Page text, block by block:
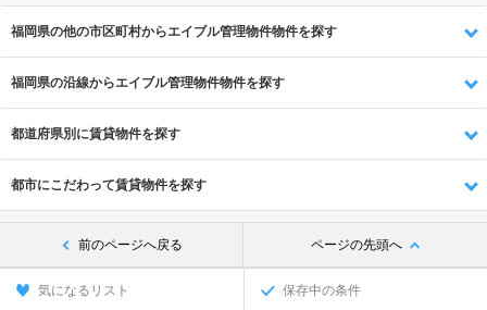
福岡県の他の市区町村からエイブル管理物件物件を探す
福岡県の沿線からエイブル管理物件物件を探す
都道府県別に賃貸物件を探す
都市にこだわって賃貸物件を探す
前のページへ戻る ページの先頭へ
気になるリスト 保存中の条件